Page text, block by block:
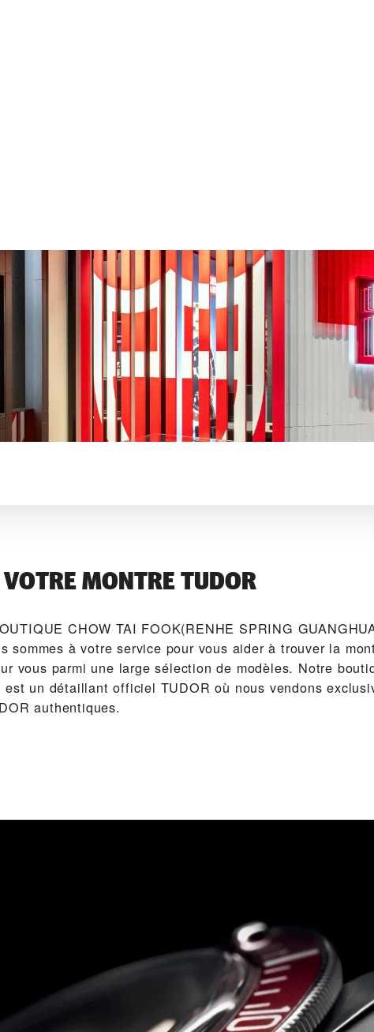
MONTRE TUDOR
CHOW TAI FOOK(RENHE SPRING
sommes à votre service pour vous aider à trouver la
vous parmi une large sélection de modèles. Notre
est un détaillant officiel TUDOR où nous vendons
authentiques.